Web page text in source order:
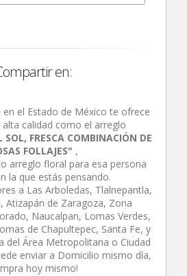
en:
en el Estado de México te ofrece
calidad como el arreglo
SOL, FRESCA COMBINACIÓN DE
FOLLAJES" ,
arreglo floral para esa persona
la que estás pensando.
a Las Arboledas, Tlalnepantla,
Atizapán de Zaragoza, Zona
Naucalpan, Lomas Verdes,
de Chapultepec, Santa Fe, y
del Área Metropolitana o Ciudad
enviar a Domicilio mismo día,
hoy mismo!